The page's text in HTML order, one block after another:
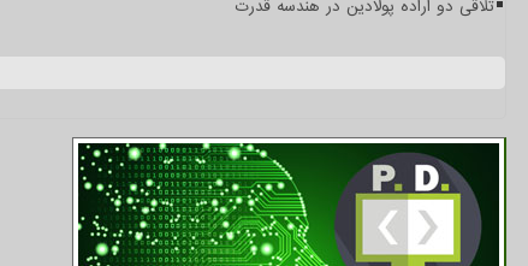
تلاقی دو اراده پولادین در هندسه قدرت